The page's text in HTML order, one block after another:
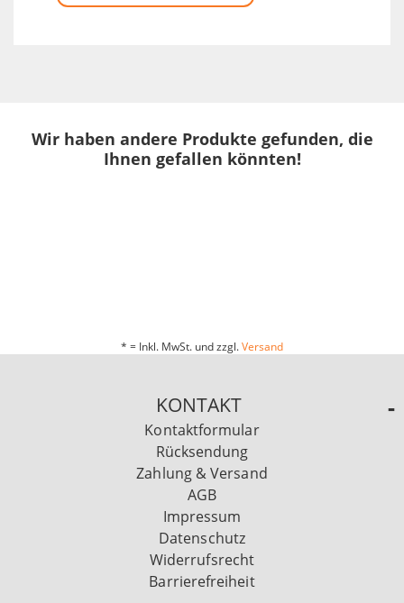
Wir haben andere Produkte gefunden, die
Ihnen gefallen könnten!
* = Inkl. MwSt. und zzgl.Versand
KONTAKT
Kontaktformular
Rücksendung
Zahlung & Versand
AGB
Impressum
Datenschutz
Widerrufsrecht
Barrierefreiheit